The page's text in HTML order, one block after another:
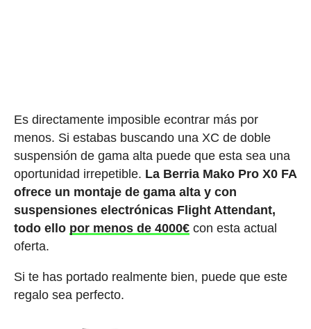
Es directamente imposible econtrar más por
menos. Si estabas buscando una XC de doble
suspensión de gama alta puede que esta sea una
oportunidad irrepetible. La Berria Mako Pro X0 FA
ofrece un montaje de gama alta y con
suspensiones electrónicas Flight Attendant,
todo ello por menos de 4000€ con esta actual
oferta.
Si te has portado realmente bien, puede que este
regalo sea perfecto.